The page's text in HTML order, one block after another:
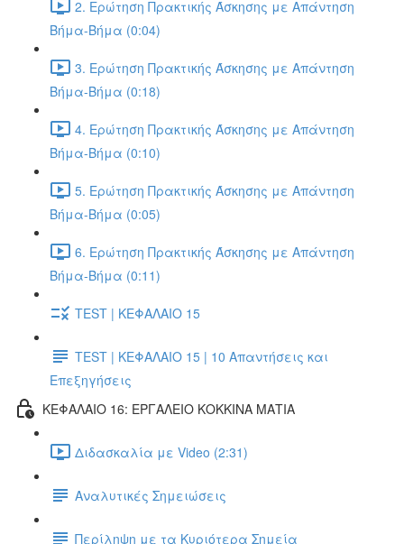
2. Ερώτηση Πρακτικής Άσκησης με Απάντηση
Βήμα-Βήμα (0:04)
3. Ερώτηση Πρακτικής Άσκησης με Απάντηση
Βήμα-Βήμα (0:18)
4. Ερώτηση Πρακτικής Άσκησης με Απάντηση
Βήμα-Βήμα (0:10)
5. Ερώτηση Πρακτικής Άσκησης με Απάντηση
Βήμα-Βήμα (0:05)
6. Ερώτηση Πρακτικής Άσκησης με Απάντηση
Βήμα-Βήμα (0:11)
TEST | ΚΕΦΑΛΑΙΟ 15
TEST | ΚΕΦΑΛΑΙΟ 15 | 10 Απαντήσεις και
Επεξηγήσεις
ΚΕΦΑΛΑΙΟ 16: ΕΡΓΑΛΕΙΟ ΚΟΚΚΙΝΑ ΜΑΤΙΑ
Διδασκαλία με Video (2:31)
Αναλυτικές Σημειώσεις
Περίληψη με τα Κυριότερα Σημεία